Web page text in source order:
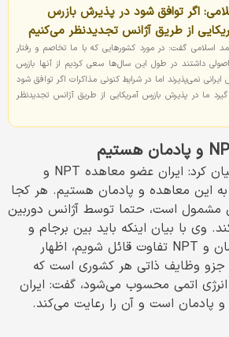
اگر توافق شود در پذیرش بازرس
از طریق آژانس تجدیدنظر می‌کنیم
اسلامی گفت: در مورد کشورهایی که با ما تخاصم و رفتار
داشتند در طول این سال‌ها سعی کردیم از آنها بازرس
نمی‌پذیرند اما در شرایط کنونی مذاکرات اگر توافق شود
ما در پذیرش بازرس آمریکایی از طریق آژانس تجدیدنظر
معاون رئیس جمهور بیان کرد: ایران عضو معاهده NPT و
این معاهده و پادمان هستیم. هر کجا
مشمول است، حتما توسط آژانس دوربین
وی با بیان اینکه باید بین برجام و
تعهدات برجامی و پادمان و NPT ‌تفاوت قائل شویم، اظهار
داشت: پادمان و NPT جزو وظایف ذاتی هر کشوری است که
اتمی محسوب می‌شود، گفت: ایران
پادمان است و آن را رعایت می‌کند.